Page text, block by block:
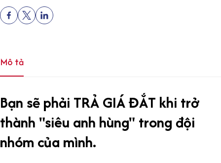
Mô tả
Bạn sẽ phải TRẢ GIÁ ĐẮT khi trở
thành "siêu anh hùng" trong đội
nhóm của mình.